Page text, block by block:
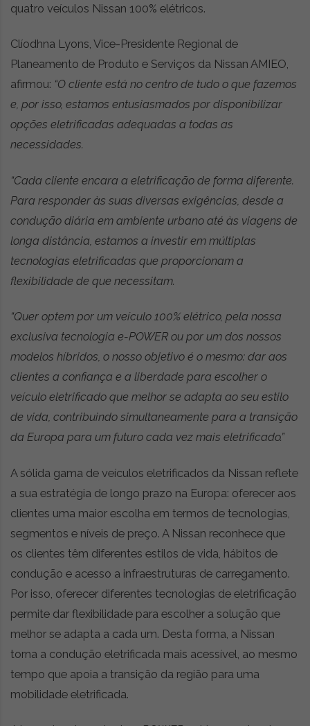
quatro veículos Nissan 100% elétricos.
Clíodhna Lyons, Vice-Presidente Regional de
Planeamento de Produto e Serviços da Nissan AMIEO,
afirmou: “O cliente está no centro de tudo o que fazemos
e, por isso, estamos entusiasmados por disponibilizar
opções eletrificadas adequadas a todas as
necessidades.
“Cada cliente encara a eletrificação de forma diferente.
Para responder às suas diversas exigências, desde a
condução diária em ambiente urbano até às viagens de
longa distância, estamos a investir em múltiplas
tecnologias eletrificadas que proporcionam a
flexibilidade de que necessitam.
“Quer optem por um veículo 100% elétrico, pela nossa
exclusiva tecnologia e-POWER ou por um dos nossos
modelos híbridos, o nosso objetivo é o mesmo: dar aos
clientes a confiança e a liberdade para escolher o
veículo eletrificado que melhor se adapta ao seu estilo
de vida, contribuindo simultaneamente para a transição
da Europa para um futuro cada vez mais eletrificado.”
A sólida gama de veículos eletrificados da Nissan reflete
a sua estratégia de longo prazo na Europa: oferecer aos
clientes uma maior escolha em termos de tecnologias,
segmentos e níveis de preço. A Nissan reconhece que
os clientes têm diferentes estilos de vida, hábitos de
condução e acesso a infraestruturas de carregamento.
Por isso, oferecer diferentes tecnologias de eletrificação
permite dar flexibilidade para escolher a solução que
melhor se adapta a cada um. Desta forma, a Nissan
torna a condução eletrificada mais acessível, ao mesmo
tempo que apoia a transição da região para uma
mobilidade eletrificada.